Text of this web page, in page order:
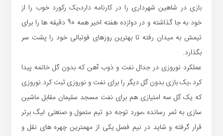
بازی در شاهین شهرداری را در کارنامه دارد،یک رکورد خوب را از
خود به جا گذاشته و در دوازده هفته اخیر همه 90 دقیقه ها را برای
تیمش به میدان رفته تا بهترین روزهای فوتبالی خود را پشت سر
بگذارد.
عملکرد نوروزی در جدال نفت و ذوب آهن که بدون گل خاتمه پیدا
کرد ،یک بازی بدون گل دیگر را برای نفت و نوروزی ثبت کرد.نوروزی
که یک گل سه امتیازی هم برای نفت مسجد سلیمان مقابل ماشین
سازی به ثمر رسانده ،مورد توجه دو تیم متمول و صنعتی لیگ برتر
قرار گرفته و شاید در نیم فصل یکی از مهمترین چهره های نقل و